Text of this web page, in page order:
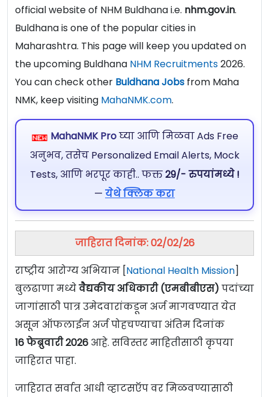
official website of NHM Buldhana i.e. nhm.gov.in.
Buldhana is one of the popular cities in
Maharashtra. This page will keep you updated on
the upcoming Buldhana NHM Recruitments2026.
You can check other Buldhana Jobs from Maha
NMK, keep visiting MahaNMK.com.
MahaNMK Proघ्या आणि मिळवा Ads Free
अनुभव, तसेच Personalized Email Alerts, Mock
Tests, आणि भरपूर काही.. फक्त29/- रुपयांमध्ये !
— येथे क्लिक करा
जाहिरात दिनांक: 02/02/26
राष्ट्रीय आरोग्य अभियान [National Health Mission]
बुलढाणा मध्येवैद्यकीय अधिकारी (एमबीबीएस) पदांच्या
जागांसाठी पात्र उमेदवारांकडून अर्ज मागवण्यात येत
असून ऑफलाईन अर्ज पोहचण्याचा अंतिम दिनांक
16 फेब्रुवारी 2026 आहे. सविस्तर माहितीसाठी कृपया
जाहिरात पाहा.
जाहिरात सर्वात आधी व्हाटसऍप वर मिळवण्यासाठी